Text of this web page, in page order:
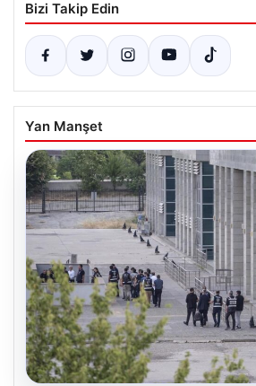
Bizi Takip Edin
Yan Manşet